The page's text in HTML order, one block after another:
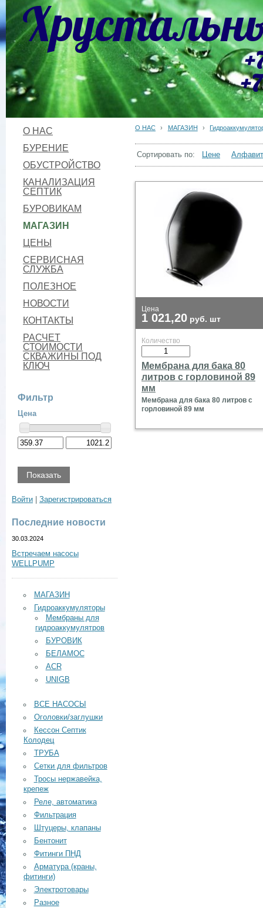
О НАС
БУРЕНИЕ
ОБУСТРОЙСТВО
КАНАЛИЗАЦИЯ
СЕПТИК
БУРОВИКАМ
МАГАЗИН
ЦЕНЫ
СЕРВИСНАЯ
СЛУЖБА
ПОЛЕЗНОЕ
НОВОСТИ
КОНТАКТЫ
РАСЧЕТ
СТОИМОСТИ
СКВАЖИНЫ ПОД
КЛЮЧ
Фильтр
Цена
Показать
Войти Зарегистрироваться
Последние новости
30.03.2024
Встречаем насосы
WELLPUMP
МАГАЗИН
Гидроаккумуляторы
Мембраны для
гидроаккумулятров
БУРОВИК
БЕЛАМОС
ACR
UNIGB
ВСЕ НАСОСЫ
Оголовки/заглушки
Кессон Септик
Колодец
ТРУБА
Сетки для фильтров
Тросы нержавейка,
крепеж
Реле, автоматика
Фильтрация
Штуцеры, клапаны
Бентонит
Фитинги ПНД
Арматура (краны,
фитинги)
Электротовары
Разное
О НАС › МАГАЗИН ›
Сортировать по: Цене
Цена
1 021,20 руб. шт
Количество
Мембрана для бака 80
литров с горловиной 89
мм
Мембрана для бака 80 литров с
горловиной 89 мм